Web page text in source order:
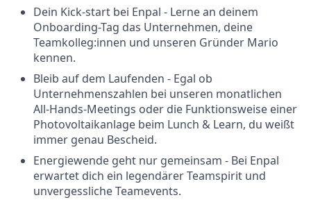
Dein Kick-start bei Enpal - Lerne an deinem
Onboarding-Tag das Unternehmen, deine
Teamkolleg:innen und unseren Gründer Mario
kennen.
Bleib auf dem Laufenden - Egal ob
Unternehmenszahlen bei unseren monatlichen
All-Hands-Meetings oder die Funktionsweise einer
Photovoltaikanlage beim Lunch & Learn, du weißt
immer genau Bescheid.
Energiewende geht nur gemeinsam - Bei Enpal
erwartet dich ein legendärer Teamspirit und
unvergessliche Teamevents.